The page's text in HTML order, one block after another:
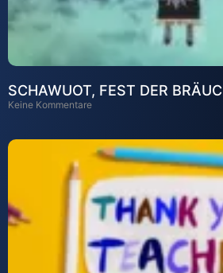
SCHAWUOT, FEST DER
Keine Kommentare